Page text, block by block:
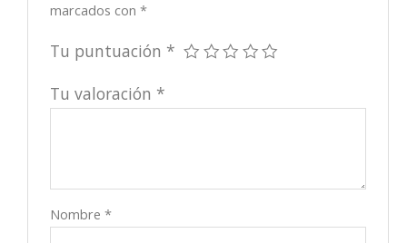
marcados con*
Tu puntuación *
Tu valoración *
Nombre*